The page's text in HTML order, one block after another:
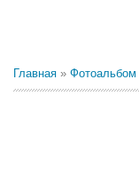
Главная » Фотоальбом